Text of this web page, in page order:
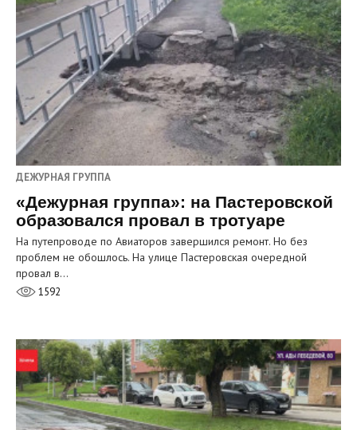
ДЕЖУРНАЯ ГРУППА
«Дежурная группа»: на Пастеровской
образовался провал в тротуаре
На путепроводе по Авиаторов завершился ремонт. Но без
проблем не обошлось. На улице Пастеровская очередной
провал в…
1592